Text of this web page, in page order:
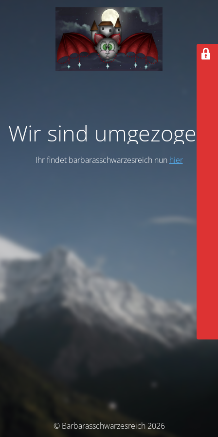
Wir sind umgezogen
Ihr findet barbarasschwarzesreich nun hier
© Barbarasschwarzesreich 2026